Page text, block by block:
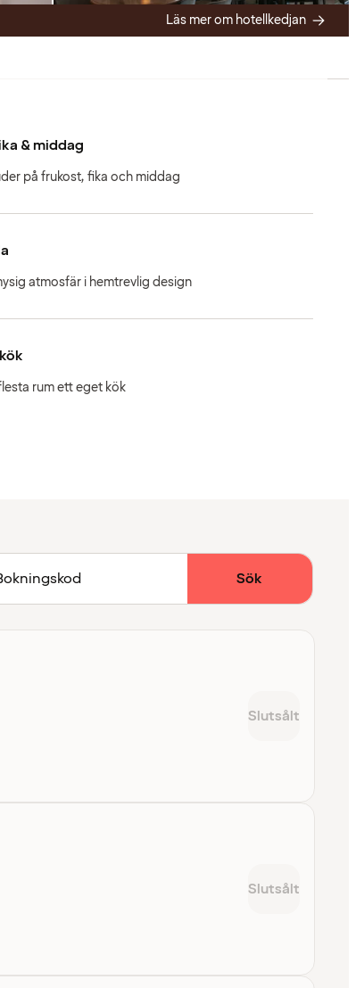
Läs mer om hotellkedjan
& middag
på frukost, fika och middag
atmosfär i hemtrevlig design
rum ett eget kök
Sök
Slutsålt
Slutsålt